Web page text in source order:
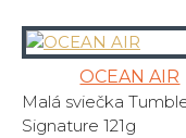
OCEAN AIR
Malá sviečka
Signature 121g